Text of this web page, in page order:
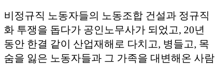
비정규직 노동자들의 노동조합 건설과 정규직
화 투쟁을 돕다가 공인노무사가 되었고, 20년
동안 한결 같이 산업재해로 다치고, 병들고, 목
숨을 잃은 노동자들과 그 가족을 대변해온 사람